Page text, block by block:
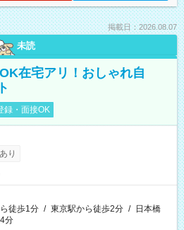
掲載日：2026.08.07
未読
在宅アリ！おしゃれ自
録・面接OK
り
徒歩1分 / 東京駅から徒歩2分 / 日本橋
分